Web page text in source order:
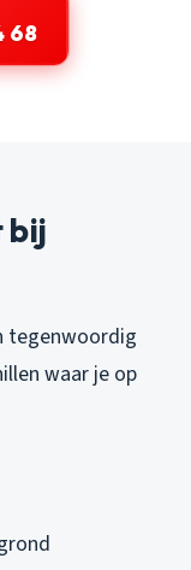
68
bij
tegenwoordig
waar je op